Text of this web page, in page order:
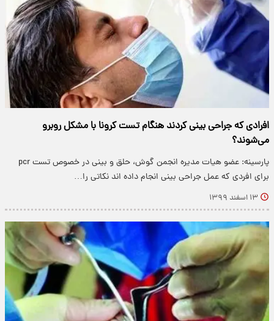
افرادی که جراحی بینی کردند هنگام تست کرونا با مشکل روبرو
می‌شوند؟
پارسینه: عضو هیات مدیره انجمن گوش، حلق و بینی در خصوص تست pcr
برای افردی که عمل جراحی بینی انجام داده اند نکاتی را…
۱۳ اسفند ۱۳۹۹